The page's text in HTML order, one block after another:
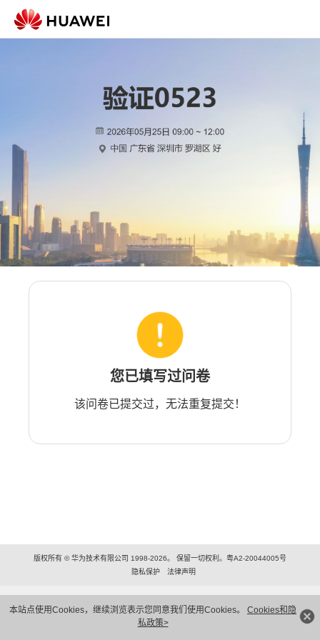
本站点使用Cookies，继续浏览表示您同意我们使用Cookies。 Cookies和隐
私政策>
您已填写过问卷
该问卷已提交过，无法重复提交！
版权所有 © 华为技术有限公司 1998-2026。 保留一切权利。粤A2-20044005号
隐私保护
法律声明